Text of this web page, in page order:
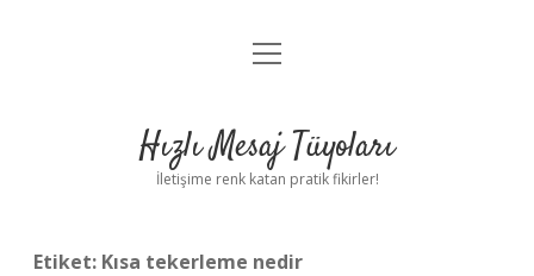
Anasayfa
Yasal Uyarı
menüyü
Hızlı Mesaj Tüyoları
İletişime renk katan pratik fikirler!
Etiket: Kısa tekerleme nedir